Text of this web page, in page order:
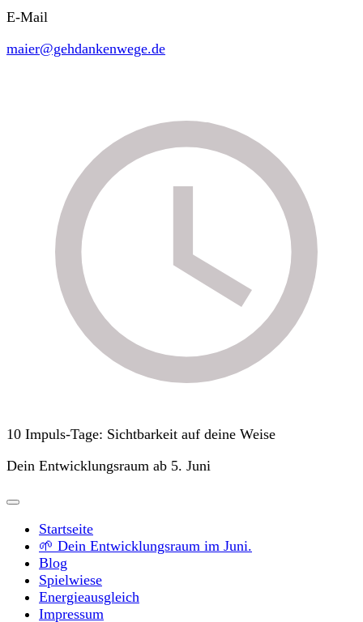
E-Mail
maier@gehdankenwege.de
10 Impuls-Tage: Sichtbarkeit auf deine Weise
Dein Entwicklungsraum ab 5. Juni
Startseite
🌱 Dein Entwicklungsraum im Juni.
Blog
Spielwiese
Energieausgleich
Impressum